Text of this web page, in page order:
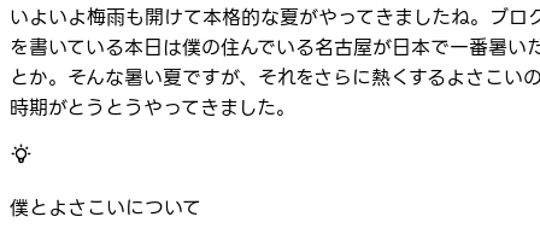
いよいよ梅雨も開けて本格的な夏がやってきましたね。ブロ
を書いている本日は僕の住んでいる名古屋が日本で一番暑い
とか。そんな暑い夏ですが、それをさらに熱くするよさこい
時期がとうとうやってきました。
僕とよさこいについて